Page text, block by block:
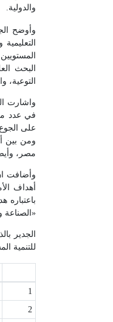
والدولية.
وأوضح
البحث
التوعية،
واشارت
مصر، وأيضا بالفئة (401-600) من ضمن (1603) على مستوي العالم في تحقيق هدف
وأضافت
أهداف
باعتباره
«الصناعة
للتنمية المستدامة 2030، ويمكن تلخيص اداء جامعة بنها وترتيبها
1
2